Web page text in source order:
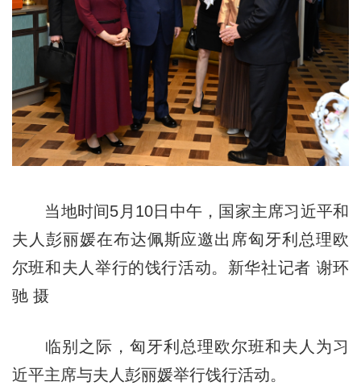
当地时间5月10日中午，国家主席习近平和
夫人彭丽媛在布达佩斯应邀出席匈牙利总理欧
尔班和夫人举行的饯行活动。新华社记者 谢环
驰 摄
临别之际，匈牙利总理欧尔班和夫人为习
近平主席与夫人彭丽媛举行饯行活动。